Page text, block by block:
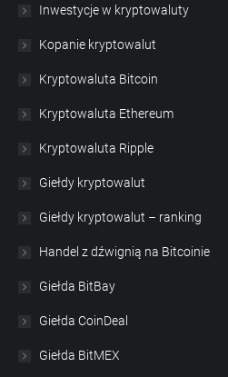
Inwestycje w kryptowaluty
Kopanie kryptowalut
Kryptowaluta Bitcoin
Kryptowaluta Ethereum
Kryptowaluta Ripple
Giełdy kryptowalut
Giełdy kryptowalut – ranking
Handel z dźwignią na Bitcoinie
Giełda BitBay
Giełda CoinDeal
Giełda BitMEX